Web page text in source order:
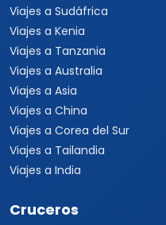
Viajes a Sudáfrica
Viajes a Kenia
Viajes a Tanzania
Viajes a Australia
Viajes a Asia
Viajes a China
Viajes a Corea del Sur
Viajes a Tailandia
Viajes a India
Cruceros